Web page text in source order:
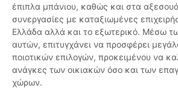
έπιπλα μπάνιου, καθώς και στα
συνεργασίες με καταξιωμένες
Ελλάδα αλλά και το εξωτερικό. Μέσω
αυτών, επιτυγχάνει να προσφέρει
ποιοτικών επιλογών, προκειμένου να
ανάγκες των οικιακών όσο και των
χώρων.